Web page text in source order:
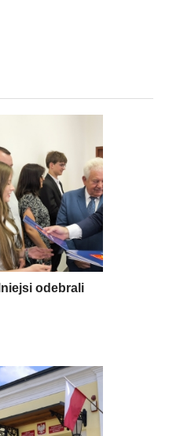
odebrali